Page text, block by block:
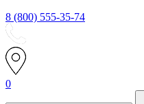
8 (800) 555-35-74
0